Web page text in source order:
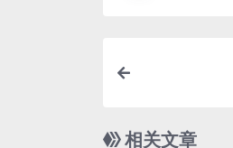
相关文章